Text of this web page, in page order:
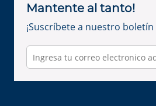
Mantente al tanto!
¡Suscríbete a nuestro